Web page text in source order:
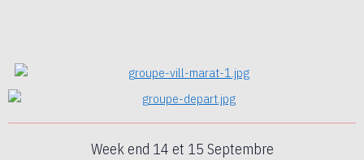
Week end 14 et 15 Septembre